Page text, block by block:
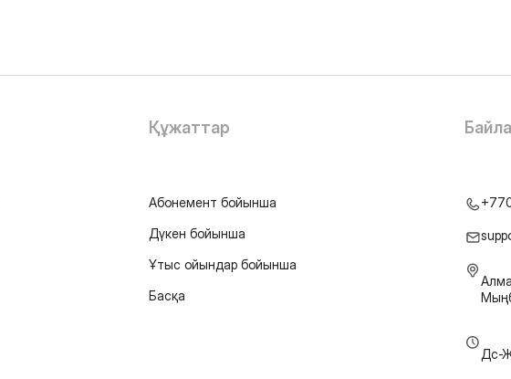
Құжаттар
Абонемент бойынша
Дүкен бойынша
Ұтыс ойындар бойынша
Басқа
Дс-